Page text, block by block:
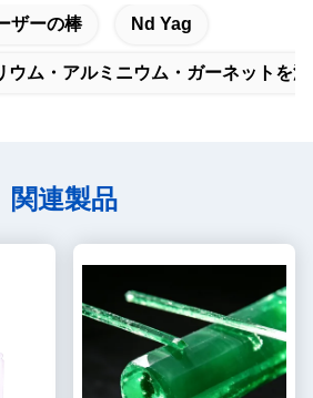
ザーの棒 Nd Yag
ウム・アルミニウム・ガーネットを
関連製品